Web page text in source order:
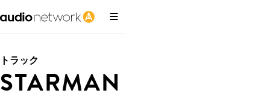
トラック
STARMAN